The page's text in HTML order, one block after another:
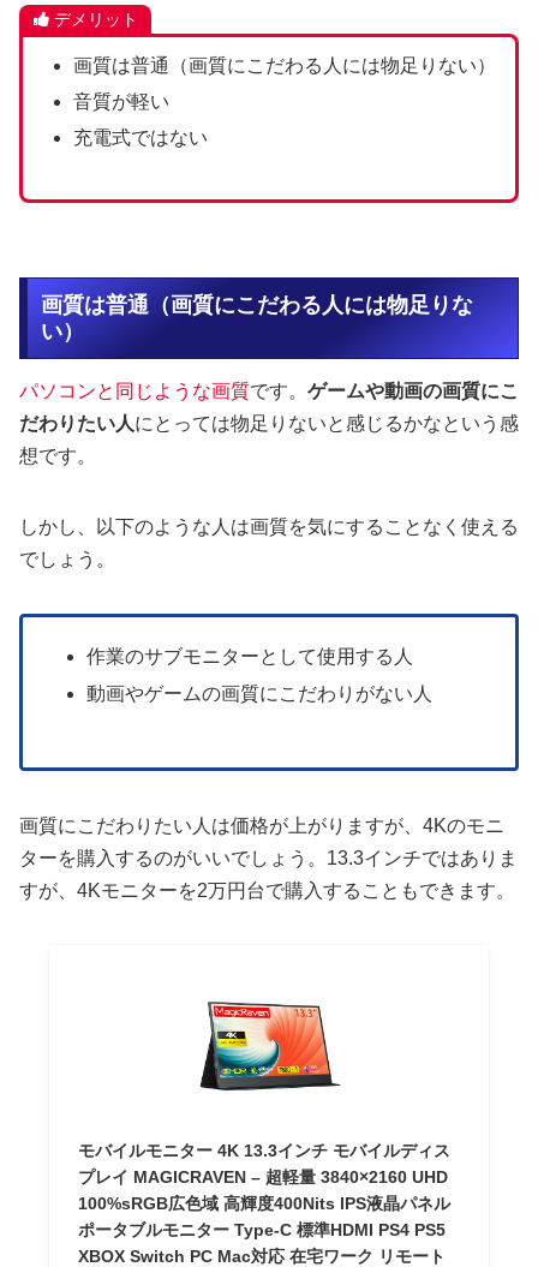
デメリット
画質は普通（画質にこだわる人には物足りない）
音質が軽い
充電式ではない
画質は普通（画質にこだわる人には物足りな
い）
パソコンと同じような画質です。 ゲームや動画の画質にこ
だわりたい人にとっては物足りないと感じるかなという感
想です。
しかし、以下のような人は画質を気にすることなく使える
でしょう。
作業のサブモニターとして使用する人
動画やゲームの画質にこだわりがない人
画質にこだわりたい人は価格が上がりますが、4Kのモニ
ターを購入するのがいいでしょう。13.3インチではありま
すが、4Kモニターを2万円台で購入することもできます。
モバイルモニター 4K 13.3インチ モバイルディス
プレイ MAGICRAVEN – 超軽量 3840×2160 UHD
100%sRGB広色域 高輝度400Nits IPS液晶パネル
ポータブルモニター Type-C 標準HDMI PS4 PS5
XBOX Switch PC Mac対応 在宅ワーク リモート